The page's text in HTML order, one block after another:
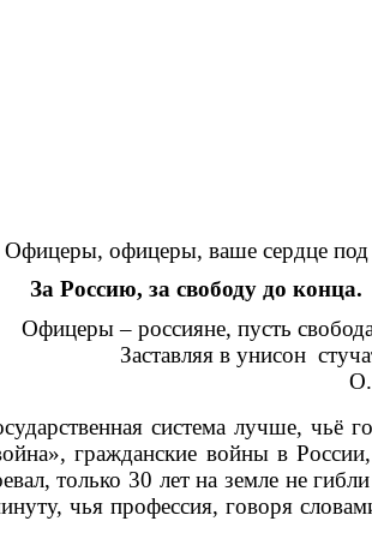
офицеры, ваше сердце под
За Россию, за свободу до конца.
– россияне, пусть свобода
Заставляя в унисон
О.
система лучше, чьё
гражданские войны в
только 30 лет на земле не
чья профессия, говоря